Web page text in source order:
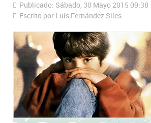
Publicado: Sábado, 30 Mayo 2015 09:38
Escrito por Luís Fernández Siles